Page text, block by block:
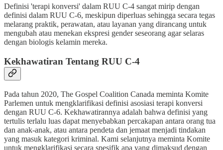
Definisi 'terapi konversi' dalam RUU C-4 sangat mirip dengan
definisi dalam RUU C-6, meskipun diperluas sehingga secara tegas
melarang praktik, perawatan, atau layanan yang dirancang untuk
mengubah atau menekan ekspresi gender seseorang agar selaras
dengan biologis kelamin mereka.
Kekhawatiran Tentang RUU C-4
Pada tahun 2020, The Gospel Coalition Canada meminta Komite
Parlemen untuk mengklarifikasi definisi asosiasi terapi konversi
dengan RUU C-6. Kekhawatirannya adalah bahwa definisi yang
tertulis terlalu luas dapat menyebabkan percakapan antara orang tua
dan anak-anak, atau antara pendeta dan jemaat menjadi tindakan
yang masuk kategori kriminal. Kami selanjutnya meminta Komite
untuk mengklarifikasi secara spesifik apa yang dimaksud dengan